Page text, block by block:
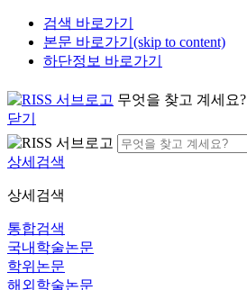
검색 바로가기
본문 바로가기(skip to content)
하단정보 바로가기
무엇을 찾고 계세요?
닫기
상세검색
상세검색
통합검색
국내학술논문
학위논문
해외학술논문